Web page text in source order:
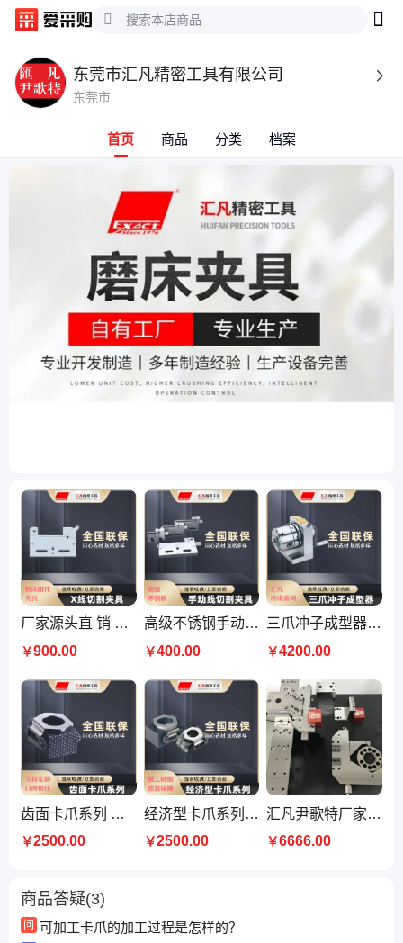
东莞市汇凡精密工具有限公司 
东莞市
首页 商品 分类 档案
厂家源头直 销 精密线切割开口100 机床附件夹具 汇凡 品质
￥900.00
高级不锈钢手动线切割万力慢走丝批士夹具 源头厂家直 销批发
￥400.00
三爪冲子成型器 EPT-103 汇凡磨床系列 质量好 服务有保障
￥4200.00
齿面卡爪系列 支持定制 口碑好 汇凡精密机械 品质保证
￥2500.00
经济型卡爪系列 做工精细 质量保障 汇凡精密 品质
￥2500.00
汇凡尹歌特厂家直供三次元万能夹具慢走丝精密夹具加工中心虎钳
￥6666.00
商品答疑(3)
问 可加工卡爪的加工过程是怎样的？